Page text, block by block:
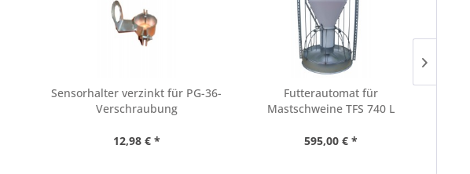
Sensorhalter verzinkt für PG-36-
Verschraubung
12,98 € *
Futterautomat für
Mastschweine TFS 740 L
595,00 € *